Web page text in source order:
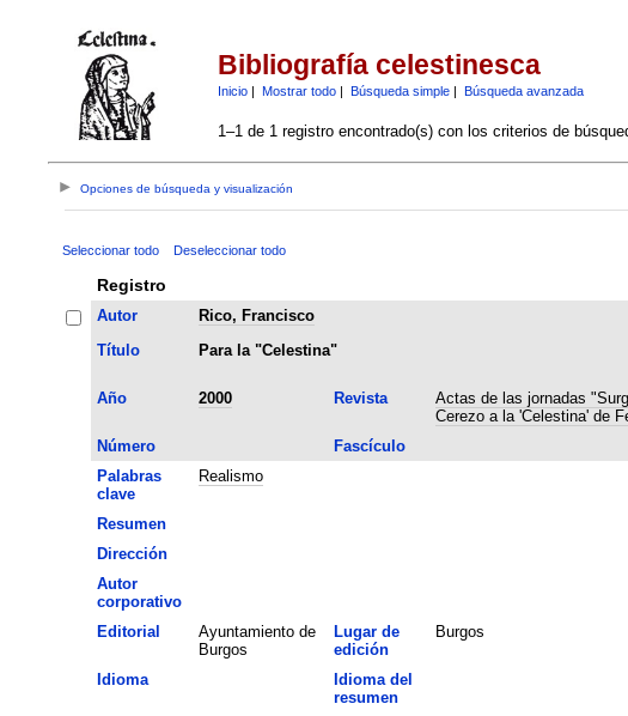
Bibliografía celestinesca
Inicio| Mostrar todo| Búsqueda simple| Búsqueda avanzada
1–1 de 1 registro encontrado(s) con los criterios de
Opciones de búsqueda y visualización
Seleccionar todo Deseleccionar todo
Registro
Autor
Rico, Francisco
Título
Para la "Celestina"
Año
2000 Revista
Actas de las jornadas
Cerezo a la 'Celestina' de
Número Fascículo
Palabras
clave
Realismo
Resumen
Dirección
Autor
corporativo
Editorial
Ayuntamiento de
Burgos
Lugar de
edición
Burgos
Idioma
Idioma del
resumen